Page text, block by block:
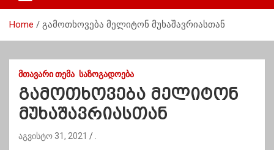
n
Home გამოთხოვება მელიტონ მუხაშავრიასთან
ᲛᲗᲐᲕᲐᲠᲘ ᲗᲔᲛᲐ ᲡᲐᲖᲝᲒᲐᲓᲝᲔᲑᲐ
გამოთხოვება მელიტონ
მუხაშავრიასთან
აგვისტო 31, 2021